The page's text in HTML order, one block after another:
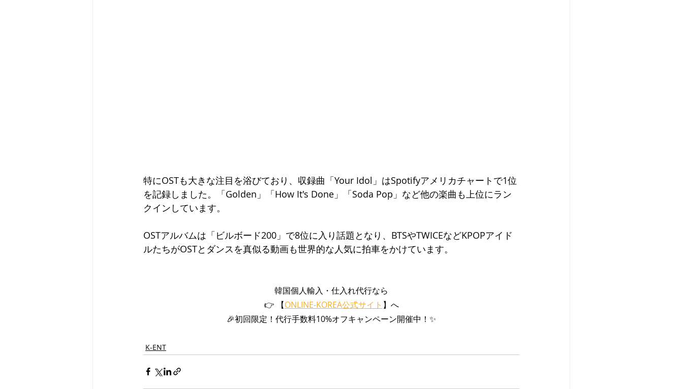
特にOSTも大きな注目を浴びており、収録曲「Your Idol」はSpotifyアメリカチャートで1位
を記録しました。「Golden」「How It's Done」「Soda Pop」など他の楽曲も上位にラン
クインしています。
OSTアルバムは「ビルボード200」で8位に入り話題となり、BTSやTWICEなどKPOPアイド
ルたちがOSTとダンスを真似る動画も世界的な人気に拍車をかけています。
韓国個人輸入・仕入れ代行なら
👉 【ONLINE-KOREA公式サイト 】へ
🎉初回限定！代行手数料10%オフキャンペーン開催中！✨
K-ENT